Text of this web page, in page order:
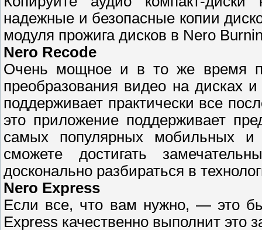
надежные и безопасные копии
модуля прожига дисков в Nero
Nero Recode
Очень мощное и в то же время
преобразования видео на дисках
поддерживает практически все
это приложение поддерживает
самых популярных мобильных и
сможете достигать
досконально разбираться в
Nero Express
Если все, что вам нужно, — это
Express качественно выполнит это